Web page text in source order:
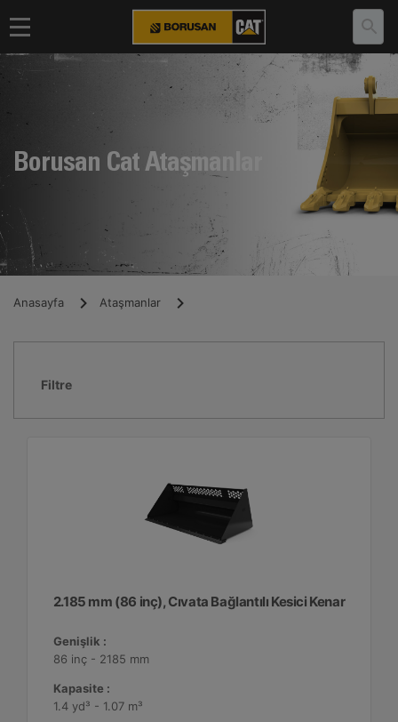
Borusan Cat Ataşmanlar
Anasayfa Ataşmanlar
Filtre
2.185 mm (86 inç), Cıvata Bağlantılı Kesici Kenar
Genişlik :
86 inç - 2185 mm
Kapasite :
1.4 yd³ - 1.07 m³